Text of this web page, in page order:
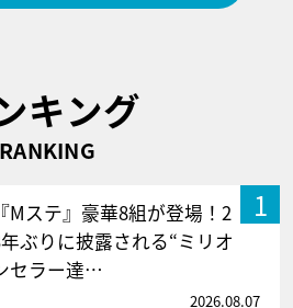
キング
RANKING
1
『Mステ』豪華8組が登場！2
ぶりに披露される“ミリオ
セラー達…
2026.08.07